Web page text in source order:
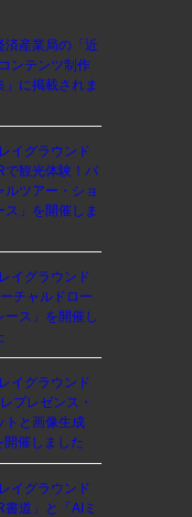
済産業局の「近
ンテンツ制作
」に掲載されま
イグラウンド
で観光体験！バ
ルツアー・ショ
ス」を開催しま
イグラウンド
チャルドロー
ース」を開催し
イグラウンド
プレゼンス・
トと画像生成
開催しました
イグラウンド
書道」と「AIミ